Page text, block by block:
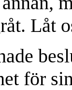
Låt
för